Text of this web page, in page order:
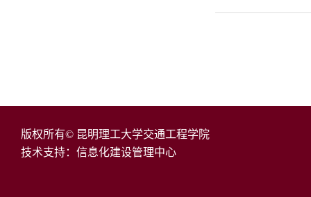
版权所有© 昆明理工大学交通工程学院
技术支持：信息化建设管理中心